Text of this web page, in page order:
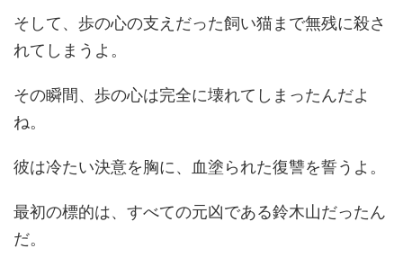
そして、歩の心の支えだった飼い猫まで無残に殺さ
れてしまうよ。
その瞬間、歩の心は完全に壊れてしまったんだよ
ね。
彼は冷たい決意を胸に、血塗られた復讐を誓うよ。
最初の標的は、すべての元凶である鈴木山だったん
だ。